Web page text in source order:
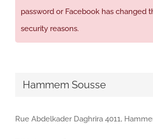
password or Facebook has changed
security reasons.
Hammem Sousse
Rue Abdelkader Daghrira 4011,